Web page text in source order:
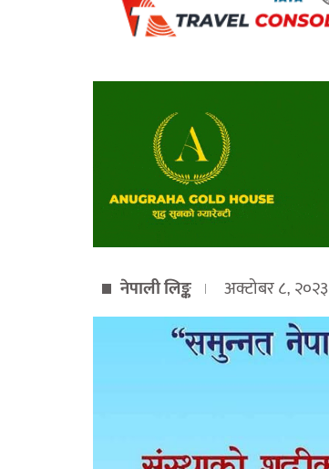
नेपाली लिङ्क अक्टोबर ८, २०२३